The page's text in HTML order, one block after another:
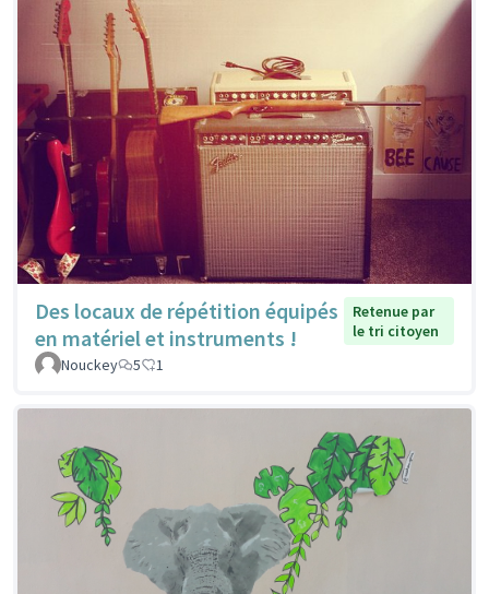
Des locaux de répétition équipés
en matériel et instruments !
Retenue par
le tri citoyen
Nouckey
5 1